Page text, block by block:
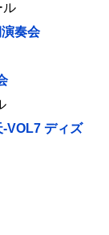
奏会
VOL7 ディズ